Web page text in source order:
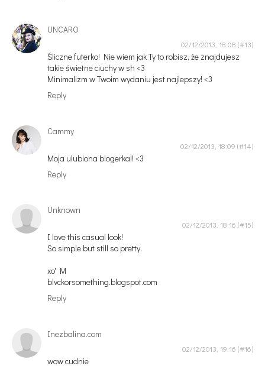
UNCARO
02/12/2013, 18:08
Śliczne futerko! Nie wiem jak Ty to robisz, że znajdujesz
takie świetne ciuchy w sh <3
Minimalizm w Twoim wydaniu jest najlepszy! <3
Reply
Cammy
02/12/2013, 18:09
Moja ulubiona blogerka!! <3
Reply
Unknown
02/12/2013, 18:16
I love this casual look!
So simple but still so pretty.
xo' M
blvckorsomething.blogspot.com
Reply
Inezbalina.com
02/12/2013, 19:16
wow cudnie